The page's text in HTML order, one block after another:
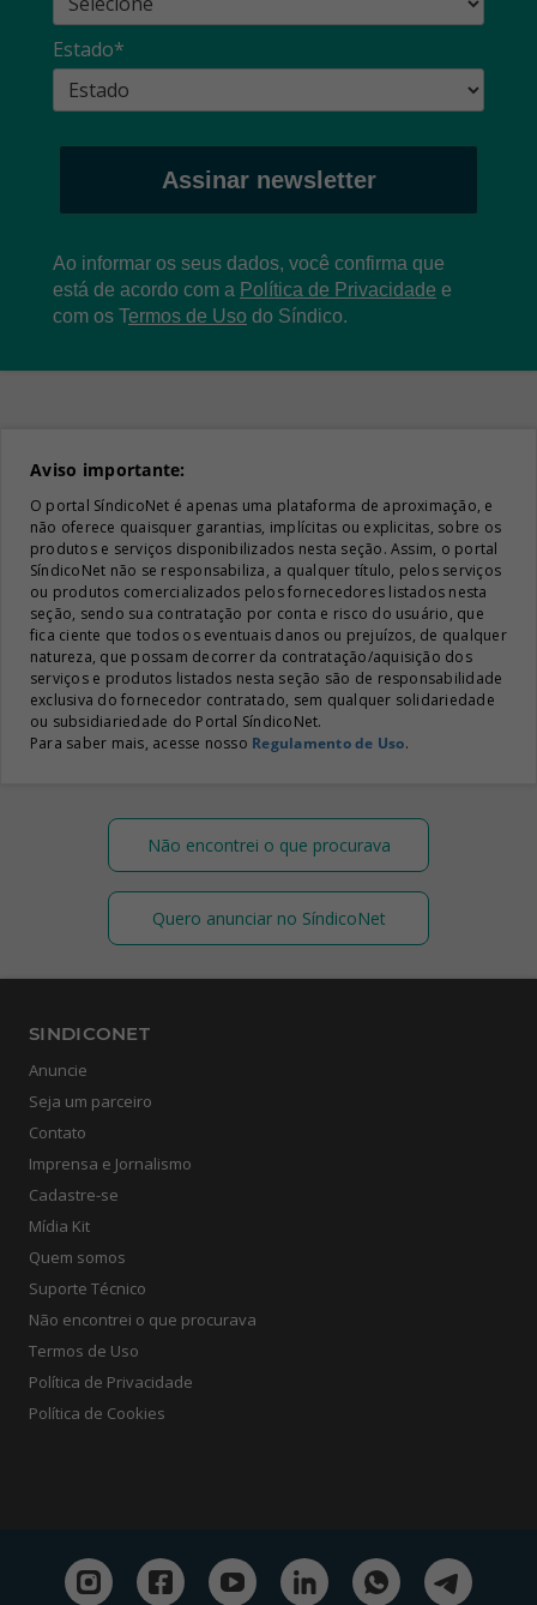
Estado*
Assinar newsletter
Ao informar os seus dados, você confirma que
está de acordo com a Política de Privacidade e
com os Termos de Uso do Síndico.
Aviso importante:
O portal SíndicoNet é apenas uma plataforma de aproximação, e
não oferece quaisquer garantias, implícitas ou explicitas, sobre os
produtos e serviços disponibilizados nesta seção. Assim, o portal
SíndicoNet não se responsabiliza, a qualquer título, pelos serviços
ou produtos comercializados pelos fornecedores listados nesta
seção, sendo sua contratação por conta e risco do usuário, que
fica ciente que todos os eventuais danos ou prejuízos, de qualquer
natureza, que possam decorrer da contratação/aquisição dos
serviços e produtos listados nesta seção são de responsabilidade
exclusiva do fornecedor contratado, sem qualquer solidariedade
ou subsidiariedade do Portal SíndicoNet.
Para saber mais, acesse nosso Regulamento de Uso.
Não encontrei o que procurava
Quero anunciar no SíndicoNet
SINDICONET
Anuncie
Seja um parceiro
Contato
Imprensa e Jornalismo
Cadastre-se
Mídia Kit
Quem somos
Suporte Técnico
Não encontrei o que procurava
Termos de Uso
Política de Privacidade
Política de Cookies